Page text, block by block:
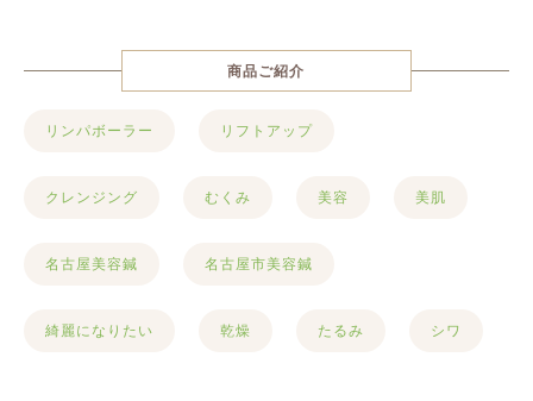
商品ご紹介
リンパボーラー リフトアップ
クレンジング むくみ 美容 美肌
名古屋美容鍼 名古屋市美容鍼
綺麗になりたい 乾燥 たるみ シワ